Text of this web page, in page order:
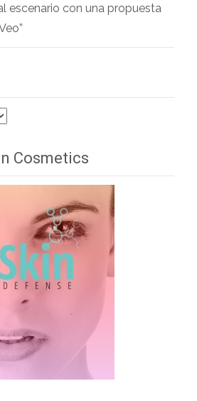
escenario con una propuesta
Cosmetics